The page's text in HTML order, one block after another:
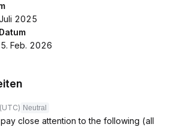
2025
Feb. 2026
(UTC) Neutral
close attention to the following (all